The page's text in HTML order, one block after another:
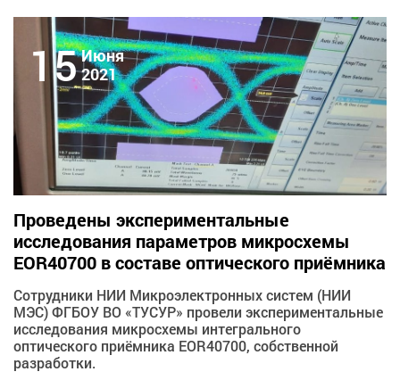
15Июня
2021
Проведены экспериментальные
исследования параметров микросхемы
EOR40700 в составе оптического приёмника
Сотрудники НИИ Микроэлектронных систем (НИИ
МЭС) ФГБОУ ВО «ТУСУР» провели экспериментальные
исследования микросхемы интегрального
оптического приёмника EOR40700, собственной
разработки.